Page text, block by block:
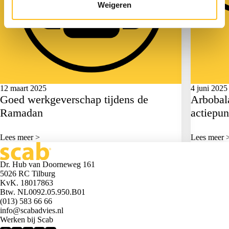
Weigeren
12 maart 2025
Goed werkgeverschap tijdens de
Ramadan
Lees meer >
4 juni 2025
Lees meer
Dr. Hub van Doorneweg 161
5026 RC Tilburg
KvK. 18017863
Btw. NL0092.05.950.B01
(013) 583 66 66
info@scabadvies.nl
Werken bij Scab